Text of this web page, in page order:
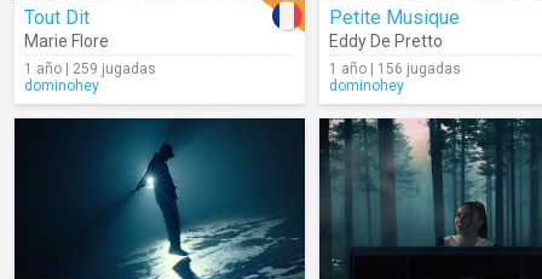
Tout Dit
Marie Flore
1 año | 259 jugadas
dominohey
Petite Musique
Eddy De Pretto
1 año | 156 jugadas
dominohey